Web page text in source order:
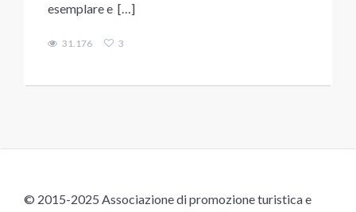
esemplare e […]
31.176 3
© 2015-2025 Associazione di promozione turistica e